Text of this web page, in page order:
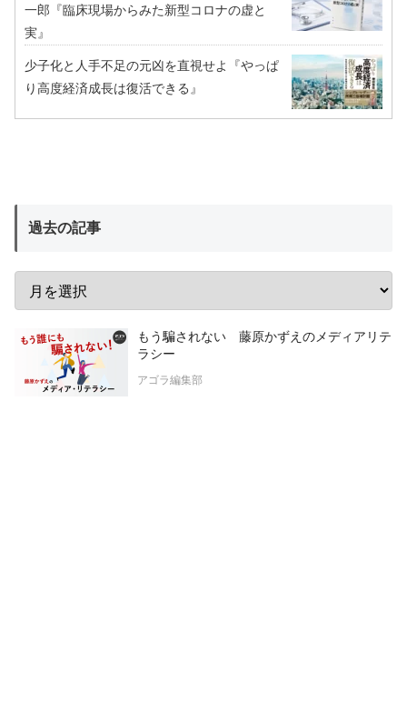
一郎『臨床現場からみた新型コロナの虚と
実』
少子化と人手不足の元凶を直視せよ『やっぱ
り高度経済成長は復活できる』
過去の記事
もう騙されない 藤原かずえのメディアリテ
ラシー
アゴラ編集部